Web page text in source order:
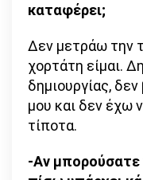
καταφέρει;
Δεν μετράω την
χορτάτη είμαι.
δημιουργίας,
μου και δεν έχω
τίποτα.
-Αν μπορούσατε